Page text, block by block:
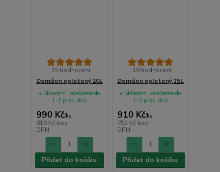
15 hodnocení
Demižon opletený 20L
990 Kč/ks
818 Kč bez
DPH
• Skladem | odešleme do
1-2 prac. dnů
Přidat do košíku
18 hodnocení
Demižon opletený 15L
910 Kč/ks
752 Kč bez
DPH
• Skladem | odešleme do
1-2 prac. dnů
Přidat do košíku